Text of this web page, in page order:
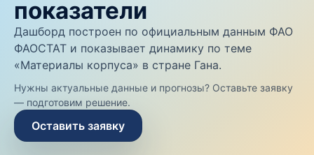
показатели
Дашборд построен по официальным данным ФАО
ФАОСТАТ и показывает динамику по теме
«Материалы корпуса» в стране Гана.
Нужны актуальные данные и прогнозы? Оставьте заявку
— подготовим решение.
Оставить заявку